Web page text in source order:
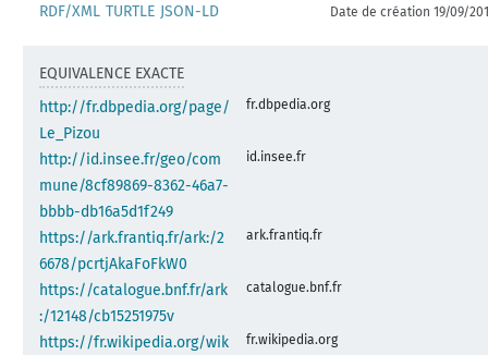
RDF/XML TURTLE JSON-LD Date de création 19/09/
EQUIVALENCE EXACTE
http://fr.dbpedia.org/page/
Le_Pizou
fr.dbpedia.org
http://id.insee.fr/geo/com
mune/8cf89869-8362-46a7-
bbbb-db16a5d1f249
id.insee.fr
https://ark.frantiq.fr/ark:/2
6678/pcrtjAkaFoFkW0
ark.frantiq.fr
https://catalogue.bnf.fr/ark
:/12148/cb15251975v
catalogue.bnf.fr
https://fr.wikipedia.org/wik
fr.wikipedia.org